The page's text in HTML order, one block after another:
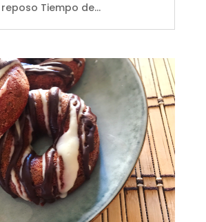
Tiempo de...